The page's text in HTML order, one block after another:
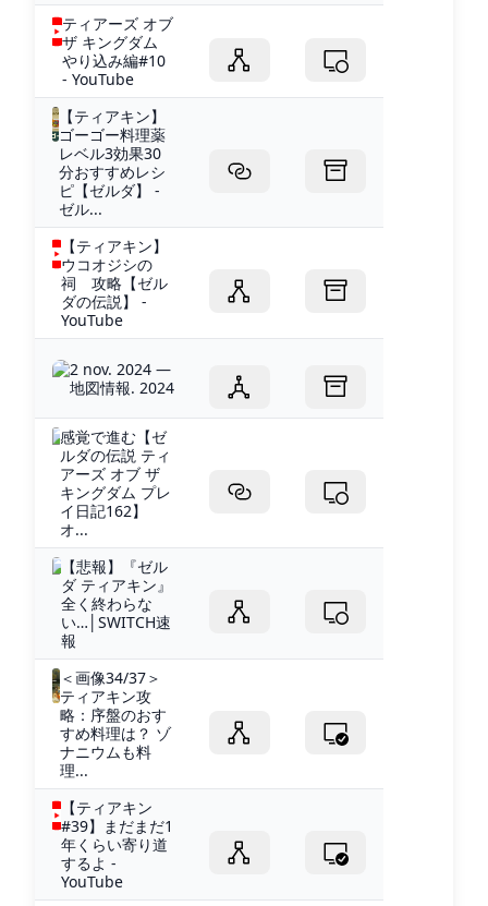
ティアーズ オブ
ザ キングダム
やり込み編#10
- YouTube
【ティアキン】
ゴーゴー料理薬
レベル3効果30
分おすすめレシ
ピ【ゼルダ】 -
ゼル...
【ティアキン】
ウコオジシの
祠 攻略【ゼル
ダの伝説】 -
YouTube
2 nov. 2024 —
地図情報. 2024
感覚で進む【ゼ
ルダの伝説 ティ
アーズ オブ ザ
キングダム プレ
イ日記162】
オ...
【悲報】『ゼル
ダ ティアキン』
全く終わらな
い…│SWITCH速
報
＜画像34/37＞
ティアキン攻
略：序盤のおす
すめ料理は？ ゾ
ナニウムも料
理...
【ティアキン
#39】まだまだ1
年くらい寄り道
するよ -
YouTube